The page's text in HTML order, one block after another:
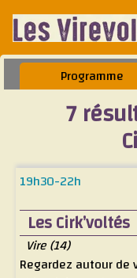
Programme
7
19h30-22h
Les Cirk’voltés
Vire (14)
Regardez autour de